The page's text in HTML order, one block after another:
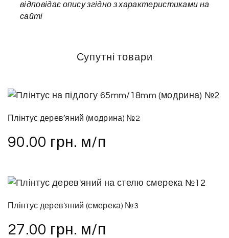
відповідає опису згідно з характеристиками на
сайті
Супутні товари
Плінтус дерев’яний (модрина) №2
90.00 грн. м/п
Плінтус дерев’яний (смерека) №3
27.00 грн. м/п